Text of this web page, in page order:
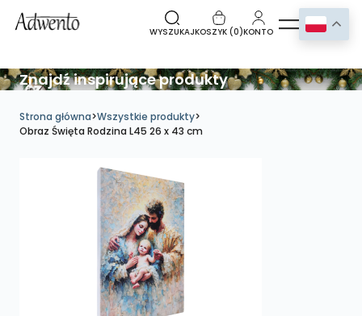
WYSZUKAJKOSZYK (0)KONTO
Znajdź inspirujące produkty
Strona główna>Wszystkie produkty>
Obraz Święta Rodzina L45 26 x 43 cm